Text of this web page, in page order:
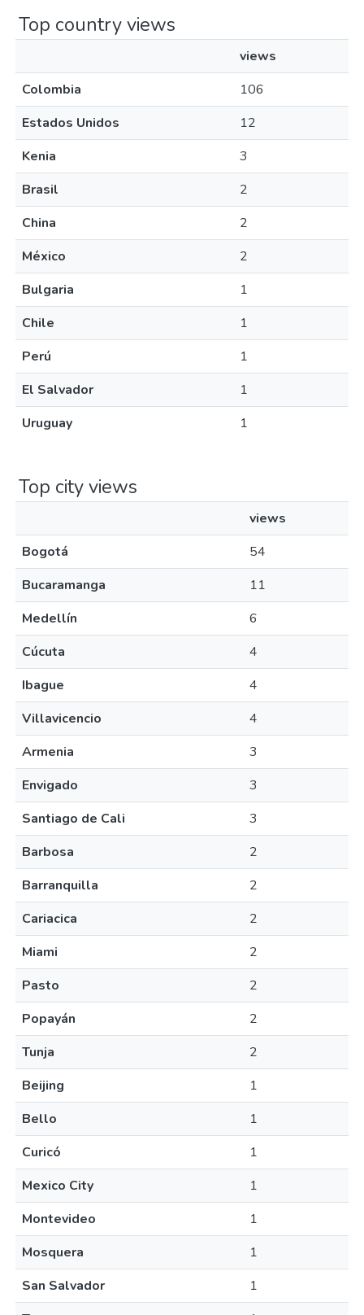
Top country views
views
Colombia
106
Estados Unidos
12
Kenia
3
Brasil
2
China
2
México
2
Bulgaria
1
Chile
1
Perú
1
El Salvador
1
Uruguay
1
Top city views
views
Bogotá
54
Bucaramanga
11
Medellín
6
Cúcuta
4
Ibague
4
Villavicencio
4
Armenia
3
Envigado
3
Santiago de Cali
3
Barbosa
2
Barranquilla
2
Cariacica
2
Miami
2
Pasto
2
Popayán
2
Tunja
2
Beijing
1
Bello
1
Curicó
1
Mexico City
1
Montevideo
1
Mosquera
1
San Salvador
1